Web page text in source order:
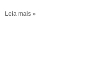
Leia mais »